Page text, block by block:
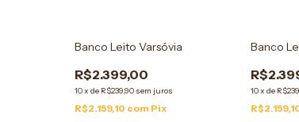
Banco Leito Varsóvia
R$2.399,00
10x de R$239,90 sem juros
R$2.159,10 com Pix
Banco
10xde